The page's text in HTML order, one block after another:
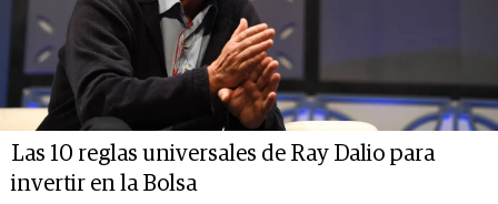
Las 10 reglas universales de Ray Dalio para
invertir en la Bolsa